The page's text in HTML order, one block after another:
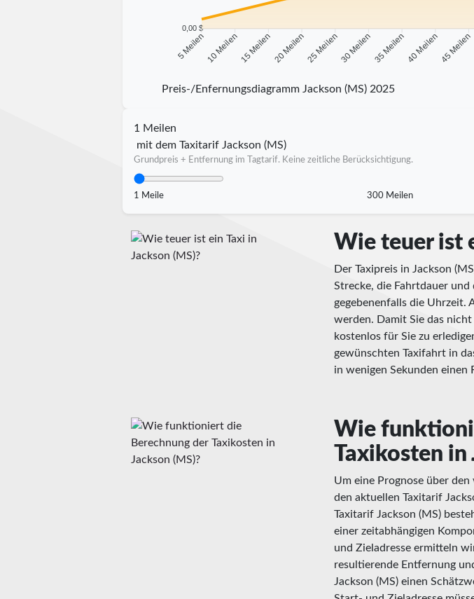
0,00 $
5 Meilen10 Meilen15 Meilen20 Meilen25 Meilen30 Meilen35 Meilen40 Meilen45 Meilen
Preis-/Enfernungsdiagramm Jackson (MS) 2025
1 Meilen
mit dem Taxitarif Jackson (MS)
Grundpreis + Entfernung im Tagtarif. Keine zeitliche Berücksichtigung.
1 Meile 300 Meilen
Wie teuer ist
Der Taxipreis in Jackson
Strecke, die Fahrtdauer und
gegebenenfalls die Uhrzeit.
werden. Damit Sie das
kostenlos für Sie zu
gewünschten Taxifahrt in
in wenigen Sekunden einen
Wie
Taxikosten in
Um eine Prognose über
den aktuellen Taxitarif
Taxitarif Jackson (MS)
einer zeitabhängigen
und Zieladresse ermitteln
resultierende Entfernung
Jackson (MS) einen